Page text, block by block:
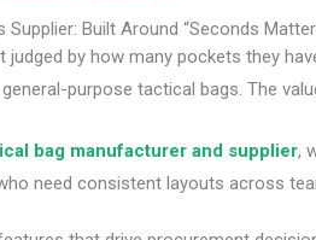
Supplier: Built Around “Seconds
judged by how many pockets they
purpose tactical bags. The
bag manufacturer and supplier,
need consistent layouts across